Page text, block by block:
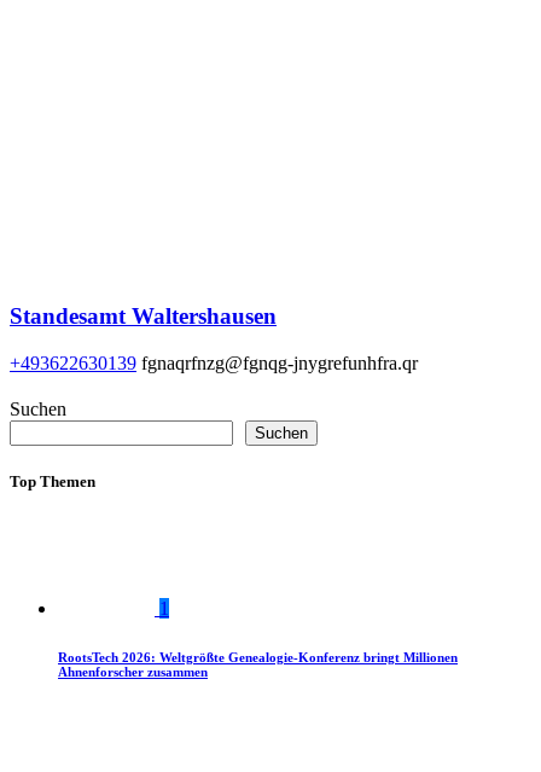
Standesamt Waltershausen
+493622630139 fgnaqrfnzg@fgnqg-jnygrefunhfra.qr
Suchen
Suchen
Top Themen
1
RootsTech 2026: Weltgrößte Genealogie-Konferenz bringt Millionen
Ahnenforscher zusammen